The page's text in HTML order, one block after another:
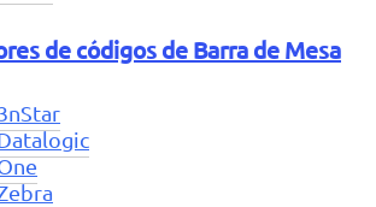
de códigos de Barra de Mesa